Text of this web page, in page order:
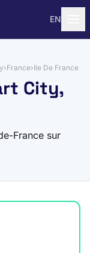
EN
›France›Ile De France
City,
France sur